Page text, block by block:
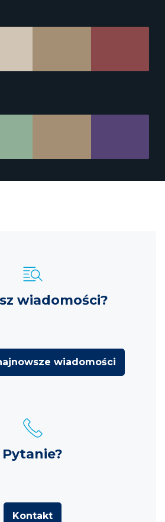
wiadomości?
wiadomości
Pytanie?
Kontakt